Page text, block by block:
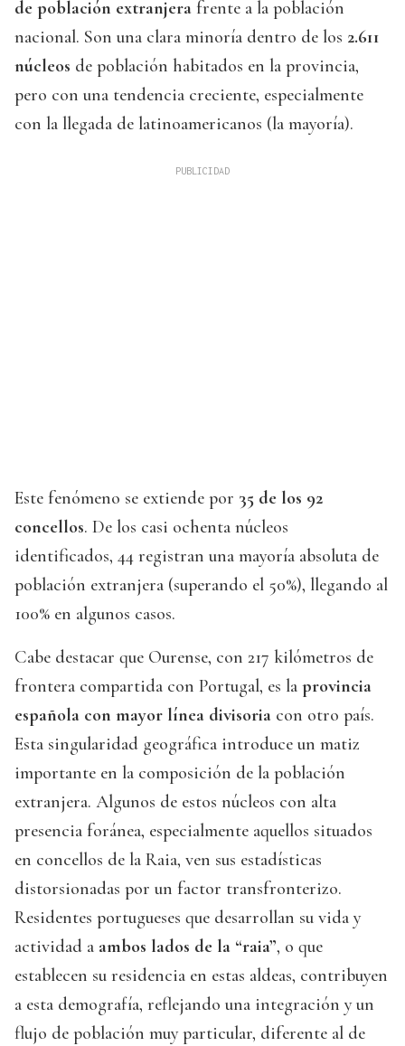
de población extranjera frente a la población
nacional. Son una clara minoría dentro de los 2.611
núcleos de población habitados en la provincia,
pero con una tendencia creciente, especialmente
con la llegada de latinoamericanos (la mayoría).
Este fenómeno se extiende por 35 de los 92
concellos. De los casi ochenta núcleos
identificados, 44 registran una mayoría absoluta de
población extranjera (superando el 50%), llegando al
100% en algunos casos.
Cabe destacar que Ourense, con 217 kilómetros de
frontera compartida con Portugal, es la provincia
española con mayor línea divisoria con otro país.
Esta singularidad geográfica introduce un matiz
importante en la composición de la población
extranjera. Algunos de estos núcleos con alta
presencia foránea, especialmente aquellos situados
en concellos de la Raia, ven sus estadísticas
distorsionadas por un factor transfronterizo.
Residentes portugueses que desarrollan su vida y
actividad a ambos lados de la “raia”, o que
establecen su residencia en estas aldeas, contribuyen
a esta demografía, reflejando una integración y un
flujo de población muy particular, diferente al de